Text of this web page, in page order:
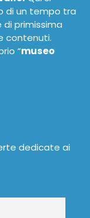
di un tempo tra
primissima
contenuti.
“museo
dedicate ai